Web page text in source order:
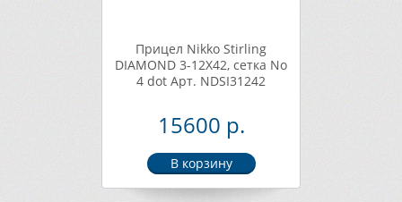
Прицел Nikko Stirling
DIAMOND 3-12X42, сетка No
4 dot Арт. NDSI31242
15600 р.